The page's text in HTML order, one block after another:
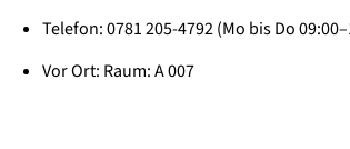
Telefon: 0781 205-4792 (Mo bis Do
Vor Ort: Raum: A 007